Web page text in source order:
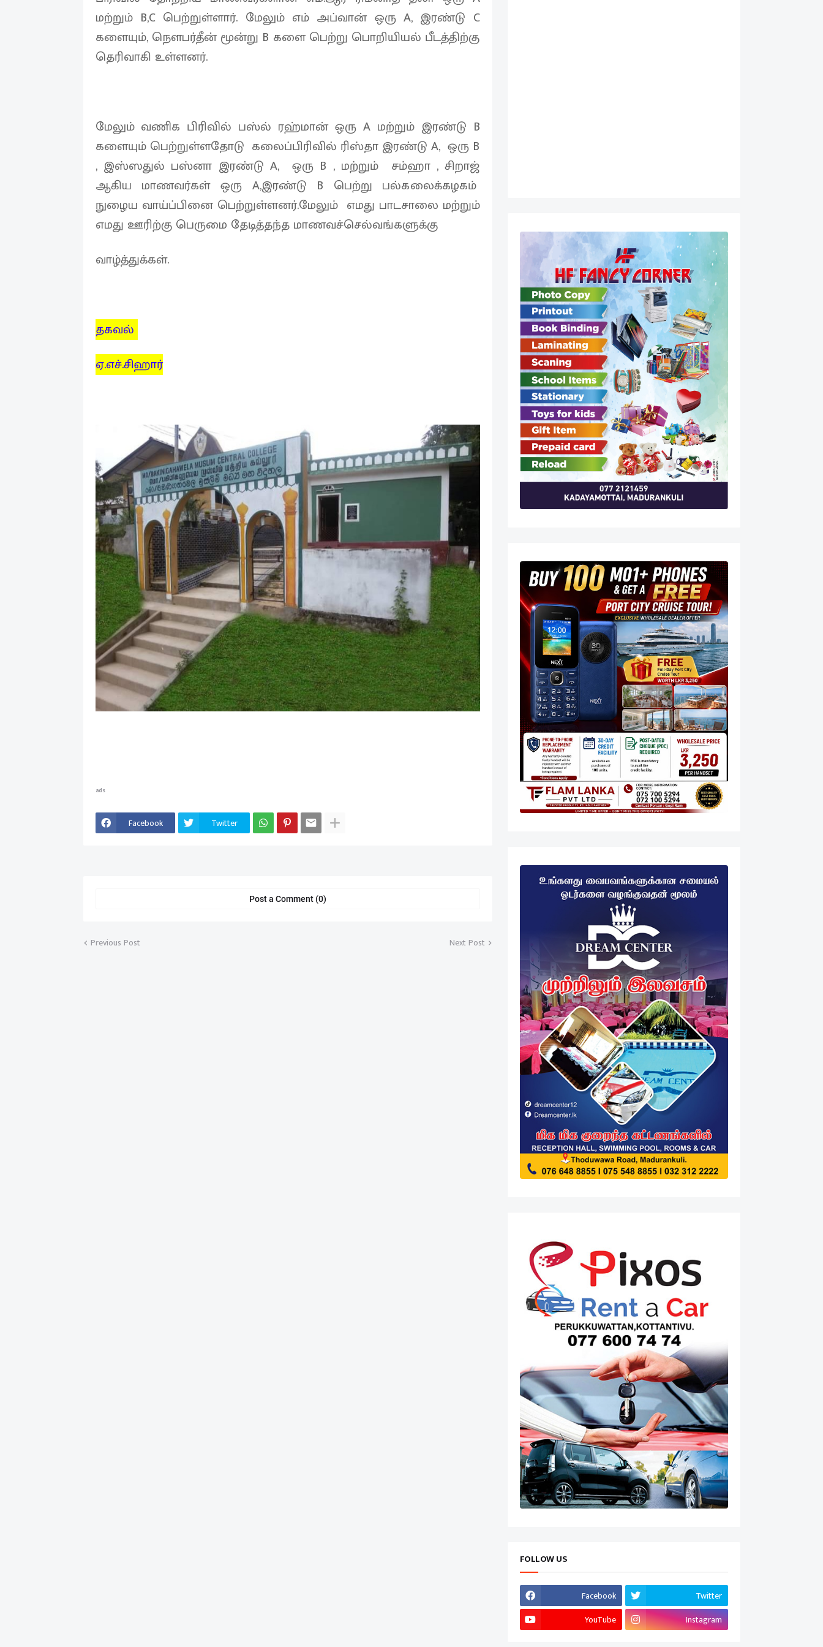
மற்றும் B,C பெற்றுள்ளார். மேலும் எம் அப்வான் ஒரு A, இரண்டு C
களையும், நௌபர்தீன் மூன்று B களை பெற்று பொறியியல் பீடத்திற்கு
தெரிவாகி உள்ளனர்.
மேலும் வணிக பிரிவில் பஸ்ல் ரஹ்மான் ஒரு A மற்றும் இரண்டு B
களையும் பெற்றுள்ளதோடு கலைப்பிரிவில் ரிஸ்தா இரண்டு A, ஒரு B
, இஸ்ஸதுல் பஸ்னா இரண்டு A, ஒரு B , மற்றும் சம்ஹா , சிறாஜ்
ஆகிய மாணவர்கள் ஒரு A,இரண்டு B பெற்று பல்கலைக்கழகம்
நுழைய வாய்ப்பினை பெற்றுள்ளனர்.மேலும் எமது பாடசாலை மற்றும்
எமது ஊரிற்கு பெருமை தேடித்தந்த மாணவச்செல்வங்களுக்கு
வாழ்த்துக்கள்.
தகவல்
ஏ.எச்.சிஹார்
ads
Facebook Twitter
Post a Comment (0)
Previous Post Next Post
FOLLOW US
Facebook
Twitter
YouTube
Instagram